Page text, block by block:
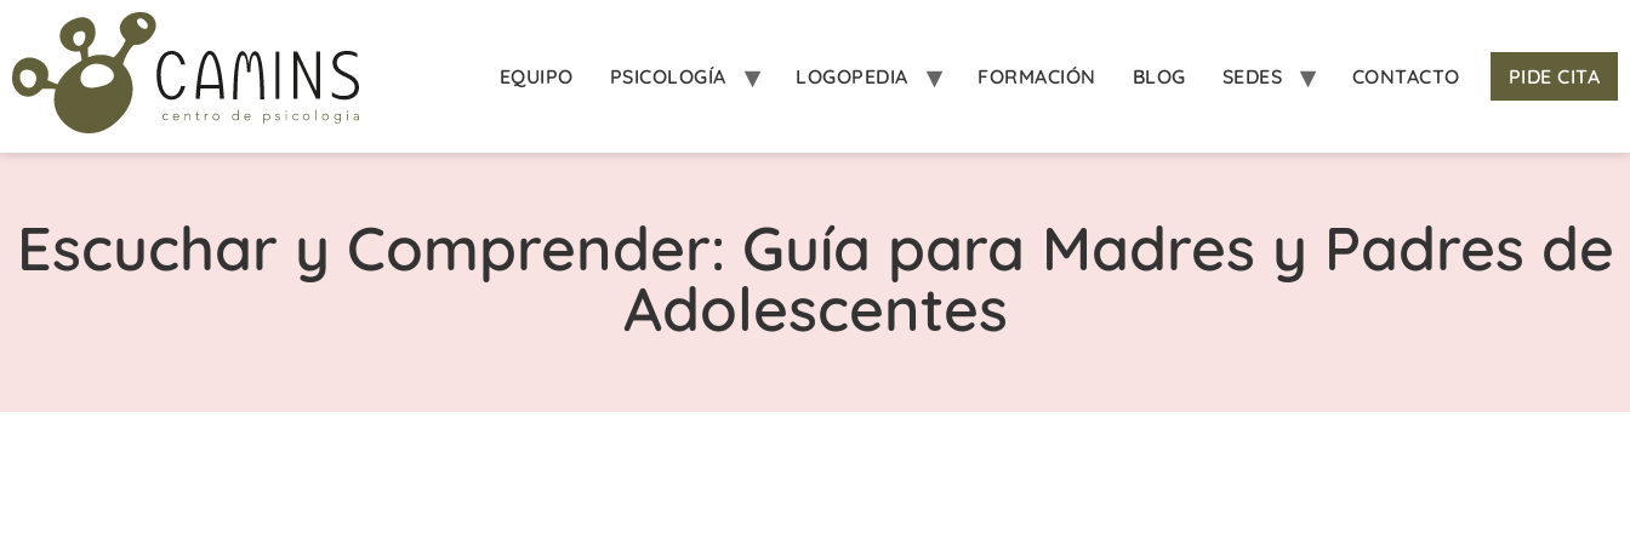
EQUIPO PSICOLOGÍA LOGOPEDIA FORMACIÓN BLOG SEDES CONTACTO PIDE CITA
Escuchar y Comprender: Guía para Madres y Padres de
Adolescentes